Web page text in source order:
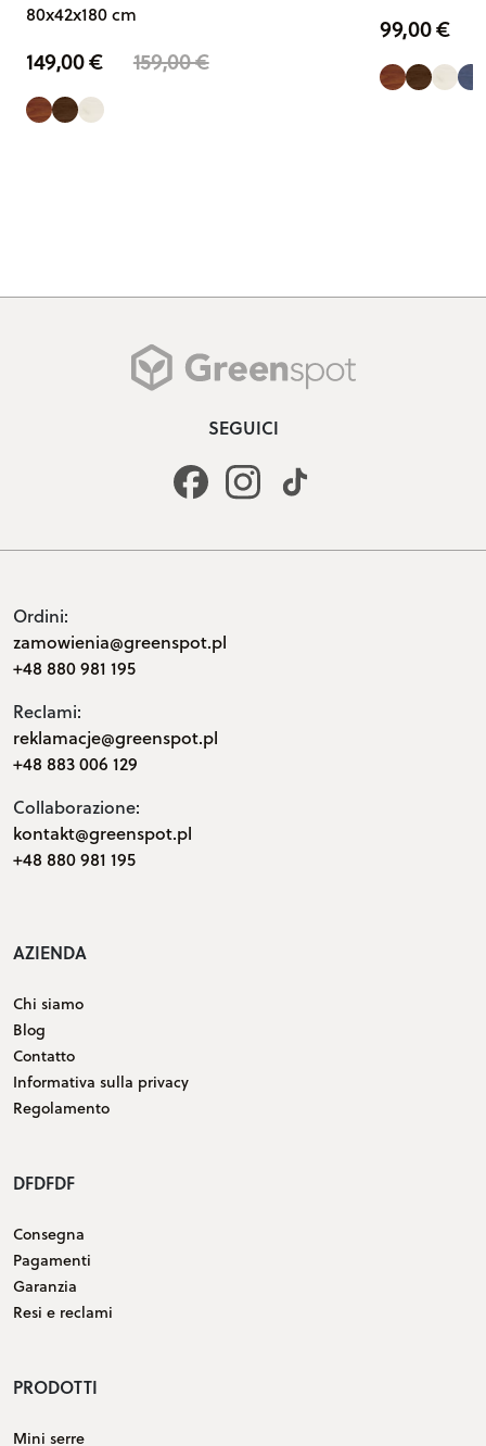
80x42x180 cm
149,00€ 159,00€
99,00€
SEGUICI
Ordini:
zamowienia@greenspot.pl
+48 880 981 195
Reclami:
reklamacje@greenspot.pl
+48 883 006 129
Collaborazione:
kontakt@greenspot.pl
+48 880 981 195
AZIENDA
Chi siamo
Blog
Contatto
Informativa sulla privacy
Regolamento
DFDFDF
Consegna
Pagamenti
Garanzia
Resi e reclami
PRODOTTI
Mini serre